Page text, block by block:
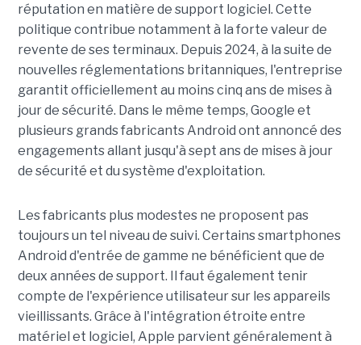
réputation en matière de support logiciel. Cette
politique contribue notamment à la forte valeur de
revente de ses terminaux. Depuis 2024, à la suite de
nouvelles réglementations britanniques, l'entreprise
garantit officiellement au moins cinq ans de mises à
jour de sécurité. Dans le même temps, Google et
plusieurs grands fabricants Android ont annoncé des
engagements allant jusqu'à sept ans de mises à jour
de sécurité et du système d'exploitation.
Les fabricants plus modestes ne proposent pas
toujours un tel niveau de suivi. Certains smartphones
Android d'entrée de gamme ne bénéficient que de
deux années de support. Il faut également tenir
compte de l'expérience utilisateur sur les appareils
vieillissants. Grâce à l'intégration étroite entre
matériel et logiciel, Apple parvient généralement à